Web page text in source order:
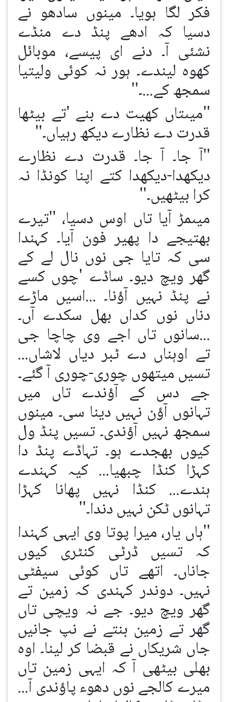
فکر لگا ہویا۔ مینوں سادھو نے
دسیا کہ ادھے پنڈ دے منڈے
نشئی آ۔ دنے ای پیسے، موبائل
کھوہ لیندے۔ ہور نہ کوئی ولیتیا
سمجھ کے...۔''
''میںتاں کھیت دے بنے 'تے بیٹھا
قدرت دے نظارے دیکھ رہیاں۔''
''آ جا۔ آ جا۔ قدرت دے نظارے
دیکھدا-دیکھدا کتے اپنا کونڈا نہ
کرا بیٹھیں۔''
میںمڑ آیا تاں اوس دسیا، ''تیرے
بھتیجے دا پھیر فون آیا۔ کہندا
سی کہ تایا جی نوں نال لے کے
گھر ویچ دیو۔ ساڈے 'چوں کسے
نے پنڈ نہیں آؤنا۔ ...اسیں ماڑے
دناں نوں کداں بھل سکدے آں۔
...سانوں تاں اجے وی چاچا جی
تے اوہناں دے ٹبر دیاں لاشاں...
تسیں میتھوں چوری-چوری آ گئے۔
جے دس کے آؤندے تاں میں
تہانوں آؤن نہیں دینا سی۔ مینوں
سمجھ نہیں آؤندی۔ تسیں پنڈ ول
کیوں بھجدے ہو۔ تہاڈے پنڈ دا
کہڑا کنڈا چبھیا... کیہ کہندے
ہندے... کنڈا نہیں پھانا کہڑا
تہانوں ٹکن نہیں دندا۔''
''ہاں یار، میرا پوتا وی ایہی کہندا
کہ تسیں ڈرٹی کنٹری کیوں
جاناں۔ اتھے تاں کوئی سیفٹی
نہیں۔ دوندر کہندی کہ زمین تے
گھر ویچ دیو۔ جے نہ ویچی تاں
گھر تے زمین بنتے نے نپ جانیں
جاں شریکاں نے قبضا کر لینا۔ اوہ
بھلی بیٹھی آ کہ ایہی زمین تاں
میرے کالجے نوں دھوء پاؤندی آ...